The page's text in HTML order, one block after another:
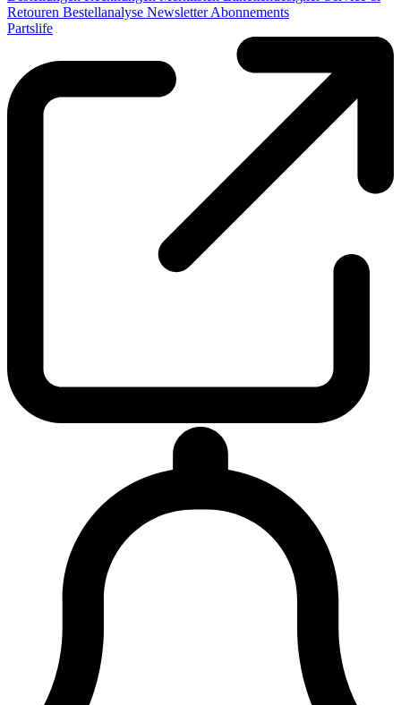
Retouren Bestellanalyse NewsletterAbonnements
Partslife